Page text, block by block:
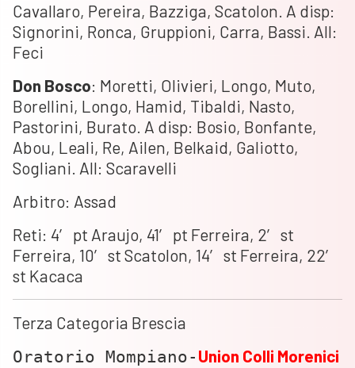
Cavallaro, Pereira, Bazziga, Scatolon. A disp:
Signorini, Ronca, Gruppioni, Carra, Bassi. All:
Feci
Don Bosco: Moretti, Olivieri, Longo, Muto,
Borellini, Longo, Hamid, Tibaldi, Nasto,
Pastorini, Burato. A disp: Bosio, Bonfante,
Abou, Leali, Re, Ailen, Belkaid, Galiotto,
Sogliani. All: Scaravelli
Arbitro: Assad
Reti: 4′ pt Araujo, 41′ pt Ferreira, 2′ st
Ferreira, 10′ st Scatolon, 14′ st Ferreira, 22′
st Kacaca
Terza Categoria Brescia
Oratorio Mompiano- Union Colli Morenici